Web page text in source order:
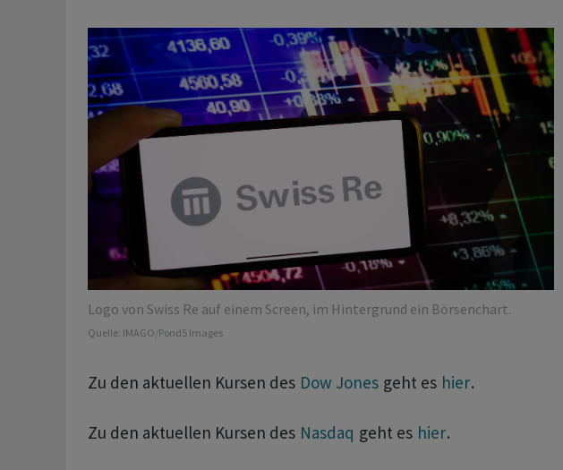
Logo von Swiss Re auf einem Screen, im Hintergrund ein Börsenchart.
Quelle: IMAGO/Pond5 Images
Zu den aktuellen Kursen des Dow Jones geht es hier.
Zu den aktuellen Kursen des Nasdaq geht es hier.